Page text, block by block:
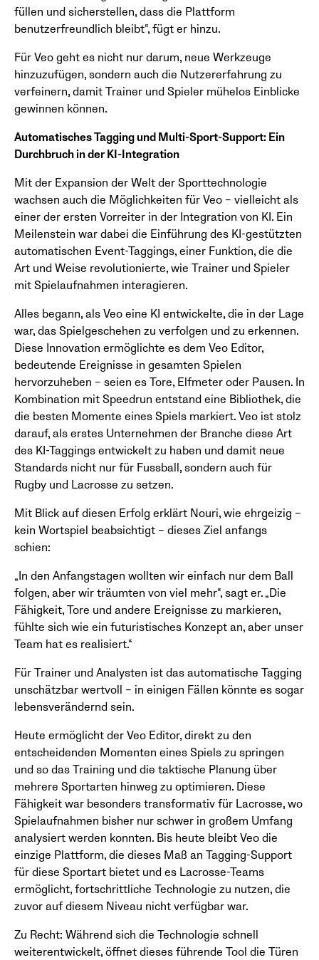
füllen und sicherstellen, dass die Plattform
benutzerfreundlich bleibt“, fügt er hinzu.
Für Veo geht es nicht nur darum, neue Werkzeuge
hinzuzufügen, sondern auch die Nutzererfahrung zu
verfeinern, damit Trainer und Spieler mühelos Einblicke
gewinnen können.
Automatisches Tagging und Multi-Sport-Support: Ein
Durchbruch in der KI-Integration
Mit der Expansion der Welt der Sporttechnologie
wachsen auch die Möglichkeiten für Veo – vielleicht als
einer der ersten Vorreiter in der Integration von KI. Ein
Meilenstein war dabei die Einführung des KI-gestützten
automatischen Event-Taggings, einer Funktion, die die
Art und Weise revolutionierte, wie Trainer und Spieler
mit Spielaufnahmen interagieren.
Alles begann, als Veo eine KI entwickelte, die in der Lage
war, das Spielgeschehen zu verfolgen und zu erkennen.
Diese Innovation ermöglichte es dem Veo Editor,
bedeutende Ereignisse in gesamten Spielen
hervorzuheben – seien es Tore, Elfmeter oder Pausen. In
Kombination mit Speedrun entstand eine Bibliothek, die
die besten Momente eines Spiels markiert. Veo ist stolz
darauf, als erstes Unternehmen der Branche diese Art
des KI-Taggings entwickelt zu haben und damit neue
Standards nicht nur für Fussball, sondern auch für
Rugby und Lacrosse zu setzen.
Mit Blick auf diesen Erfolg erklärt Nouri, wie ehrgeizig –
kein Wortspiel beabsichtigt – dieses Ziel anfangs
schien:
„In den Anfangstagen wollten wir einfach nur dem Ball
folgen, aber wir träumten von viel mehr“, sagt er. „Die
Fähigkeit, Tore und andere Ereignisse zu markieren,
fühlte sich wie ein futuristisches Konzept an, aber unser
Team hat es realisiert.“
Für Trainer und Analysten ist das automatische Tagging
unschätzbar wertvoll – in einigen Fällen könnte es sogar
lebensverändernd sein.
Heute ermöglicht der Veo Editor, direkt zu den
entscheidenden Momenten eines Spiels zu springen
und so das Training und die taktische Planung über
mehrere Sportarten hinweg zu optimieren. Diese
Fähigkeit war besonders transformativ für Lacrosse, wo
Spielaufnahmen bisher nur schwer in großem Umfang
analysiert werden konnten. Bis heute bleibt Veo die
einzige Plattform, die dieses Maß an Tagging-Support
für diese Sportart bietet und es Lacrosse-Teams
ermöglicht, fortschrittliche Technologie zu nutzen, die
zuvor auf diesem Niveau nicht verfügbar war.
Zu Recht: Während sich die Technologie schnell
weiterentwickelt, öffnet dieses führende Tool die Türen